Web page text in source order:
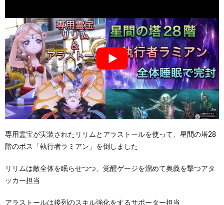
専用霊宝が実装されたリリムとアラストールを使って、星間の塔28
階のボス「執行者ラミアン」を倒しました
リリムは敵全体を眠らせつつ、覚醒ゲージを溜めて奥義を撃つアタ
ッカー担当
アラストールは後列のスキル強化をするサポーター担当